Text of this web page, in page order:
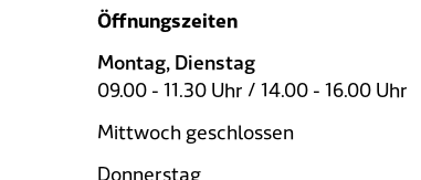
Öffnungszeiten
Montag, Dienstag
09.00 - 11.30 Uhr / 14.00 - 16.00 Uhr
Mittwoch geschlossen